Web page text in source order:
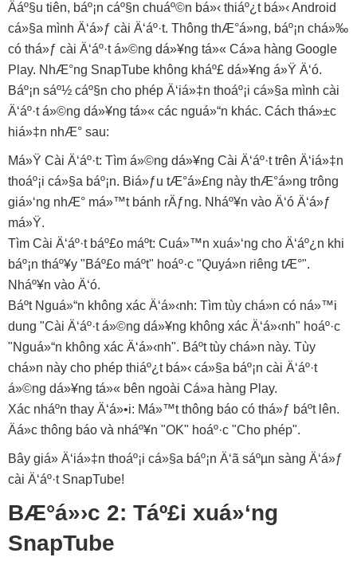
Äáº§u tiên, báº¡n cáº§n chuáº©n bá»‹ thiáº¿t bá»‹ Android
cá»§a mình Ä‘á»ƒ cài Ä‘áº·t. Thông thÆ°á»ng, báº¡n chá»‰
có thá»ƒ cài Ä‘áº·t á»©ng dá»¥ng tá»« Cá»­a hàng Google
Play. NhÆ°ng SnapTube không kháº£ dá»¥ng á»Ÿ Ä‘ó.
Báº¡n sáº½ cáº§n cho phép Ä‘iá»‡n thoáº¡i cá»§a mình cài
Ä‘áº·t á»©ng dá»¥ng tá»« các nguá»“n khác. Cách thá»±c
hiá»‡n nhÆ° sau:
Má»Ÿ Cài Ä‘áº·t: Tìm á»©ng dá»¥ng Cài Ä‘áº·t trên Ä‘iá»‡n
thoáº¡i cá»§a báº¡n. Biá»ƒu tÆ°á»£ng này thÆ°á»ng trông
giá»‘ng nhÆ° má»™t bánh rÄƒng. Nháº¥n vào Ä‘ó Ä‘á»ƒ
má»Ÿ.
Tìm Cài Ä‘áº·t báº£o máº­t: Cuá»™n xuá»‘ng cho Ä‘áº¿n khi
báº¡n tháº¥y "Báº£o máº­t" hoáº·c "Quyá»n riêng tÆ°".
Nháº¥n vào Ä‘ó.
Báº­t Nguá»“n không xác Ä‘á»‹nh: Tìm tùy chá»n có ná»™i
dung "Cài Ä‘áº·t á»©ng dá»¥ng không xác Ä‘á»‹nh" hoáº·c
"Nguá»“n không xác Ä‘á»‹nh". Báº­t tùy chá»n này. Tùy
chá»n này cho phép thiáº¿t bá»‹ cá»§a báº¡n cài Ä‘áº·t
á»©ng dá»¥ng tá»« bên ngoài Cá»­a hàng Play.
Xác nháº­n thay Ä‘á»•i: Má»™t thông báo có thá»ƒ báº­t lên.
Äá»c thông báo và nháº¥n "OK" hoáº·c "Cho phép".
Bây giá» Ä‘iá»‡n thoáº¡i cá»§a báº¡n Ä‘ã sáºµn sàng Ä‘á»ƒ
cài Ä‘áº·t SnapTube!
BÆ°á»›c 2: Táº£i xuá»‘ng
SnapTube